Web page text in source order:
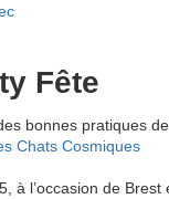
Fête
bonnes pratiques
Chats Cosmiques
à l’occasion de Brest